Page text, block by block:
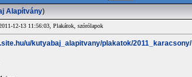
Alapítvány)
12-13 11:56:03, Plakátok, szórólapok
u/kutyabaj_alapitvany/plakatok/2011_karacsony/